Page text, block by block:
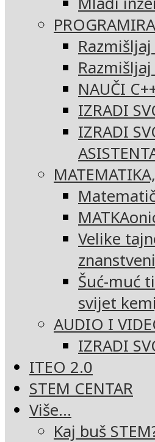
NAUČI
IZRADI
IZRADI
Velike
Šuć-muć
svijet
AUDIO I
IZRADI
ITEO 2.0
STEM CENTAR
Više…
Kaj buš